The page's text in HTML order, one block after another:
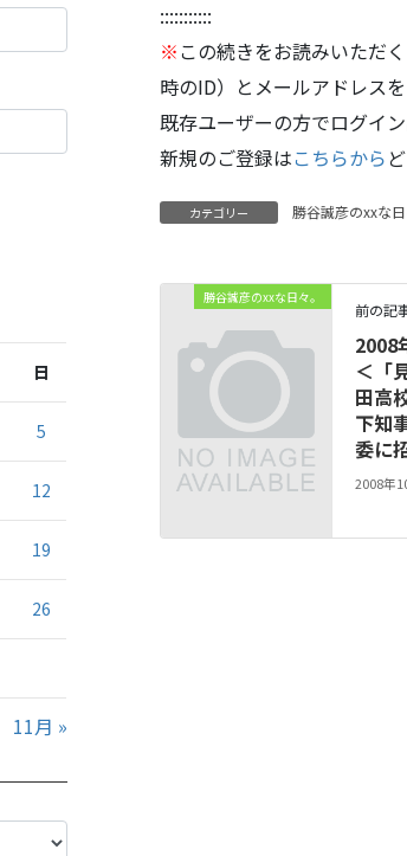
:::::::::::
※ この続きをお読みいただ
時のID）とメールアドレス
既存ユーザーの方でログイ
新規のご登録はこちらから
カテゴリー 勝谷誠彦のxxな日
勝谷誠彦のxxな日々。
前の記
2008
＜「
田高
下知
委に
2008年
日
5
12
19
26
11月 »